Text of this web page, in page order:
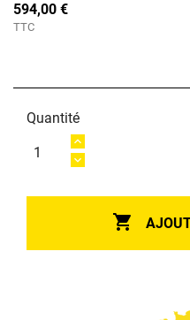
594,00 €
TTC
Quantité
